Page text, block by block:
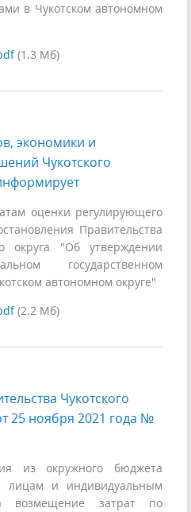
в Чукотском автономном
(1.3 Мб)
экономики и
Чукотского
оценки регулирующего
Правительства
округа "Об утверждении
государственном
автономном округе"
(2.2 Мб)
Чукотского
25 ноября 2021 года №
из окружного бюджета
лицам и индивидуальным
возмещение затрат по